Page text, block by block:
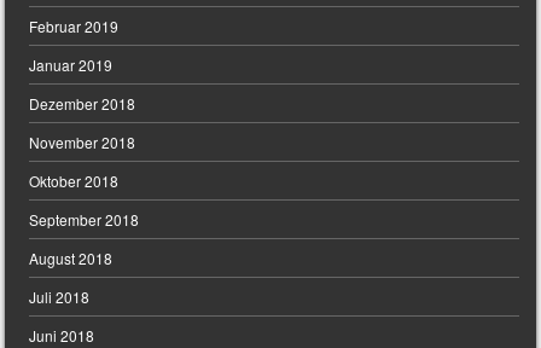
Februar 2019
Januar 2019
Dezember 2018
November 2018
Oktober 2018
September 2018
August 2018
Juli 2018
Juni 2018